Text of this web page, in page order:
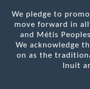
We pledge to
move forward in
and Métis
We acknowledge
on as the
Inuit